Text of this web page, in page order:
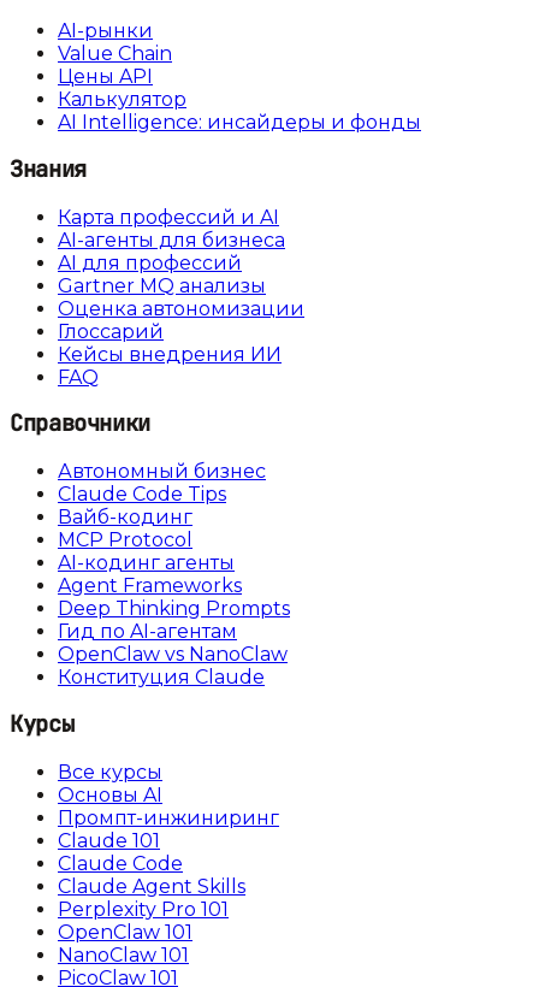
AI-рынки
Value Chain
Цены API
Калькулятор
AI Intelligence: инсайдеры и фонды
Знания
Карта профессий и AI
AI-агенты для бизнеса
AI для профессий
Gartner MQ анализы
Оценка автономизации
Глоссарий
Кейсы внедрения ИИ
FAQ
Справочники
Автономный бизнес
Claude Code Tips
Вайб-кодинг
MCP Protocol
AI-кодинг агенты
Agent Frameworks
Deep Thinking Prompts
Гид по AI-агентам
OpenClaw vs NanoClaw
Конституция Claude
Курсы
Все курсы
Основы AI
Промпт-инжиниринг
Claude 101
Claude Code
Claude Agent Skills
Perplexity Pro 101
OpenClaw 101
NanoClaw 101
PicoClaw 101